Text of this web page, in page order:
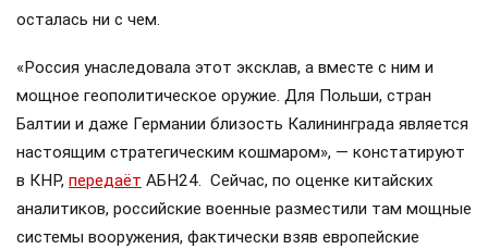
осталась ни с чем.
«Россия унаследовала этот эксклав, а вместе с ним и
мощное геополитическое оружие. Для Польши, стран
Балтии и даже Германии близость Калининграда является
настоящим стратегическим кошмаром», — констатируют
в КНР, передаёт АБН24. Сейчас, по оценке китайских
аналитиков, российские военные разместили там мощные
системы вооружения, фактически взяв европейские